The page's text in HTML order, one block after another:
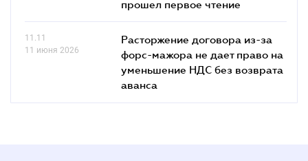
прошел первое чтение
11.11
11 июня 2026
Расторжение договора из-за
форс-мажора не дает право на
уменьшение НДС без возврата
аванса